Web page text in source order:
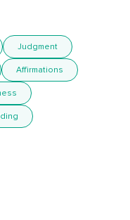
Judgment
Affirmations